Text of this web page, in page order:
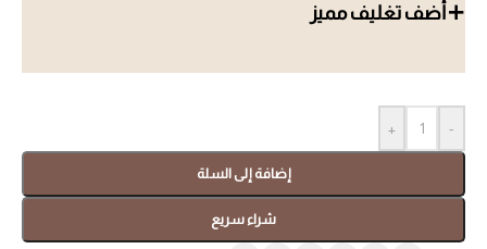
أضف تغليف مميز
-
+
إضافة إلى السلة
شراء سريع